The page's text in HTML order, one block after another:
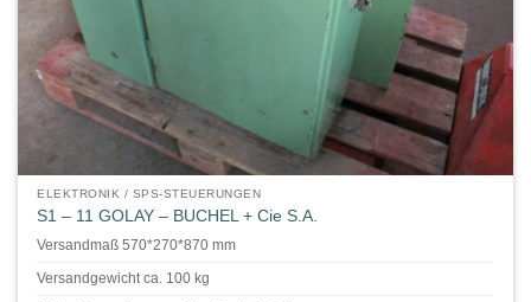
ELEKTRONIK / SPS-STEUERUNGEN
S1 – 11 GOLAY – BUCHEL + Cie S.A.
Versandmaß 570*270*870 mm
Versandgewicht ca. 100 kg